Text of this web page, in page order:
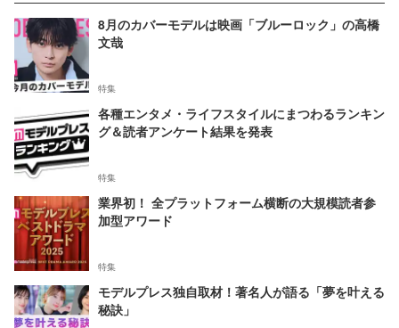
8月のカバーモデルは映画「ブルーロック」の高橋
文哉
特集
各種エンタメ・ライフスタイルにまつわるランキン
グ＆読者アンケート結果を発表
特集
業界初！ 全プラットフォーム横断の大規模読者参
加型アワード
特集
モデルプレス独自取材！著名人が語る「夢を叶える
秘訣」